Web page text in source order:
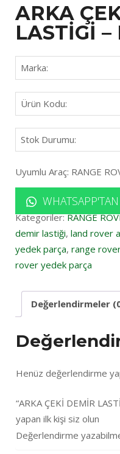
ARKA
LASTİGİ –
Marka:
Ürün Kodu:
Stok Durumu:
Uyumlu Araç: RANGE
Kategoriler:RANGE
demir lastiği, land rover
yedek parça, range
rover yedek parça
Değerlendirmeler
Henüz değerlendirme
“ARKA ÇEKİ DEMİR
yapan ilk kişi siz olun
Değerlendirme